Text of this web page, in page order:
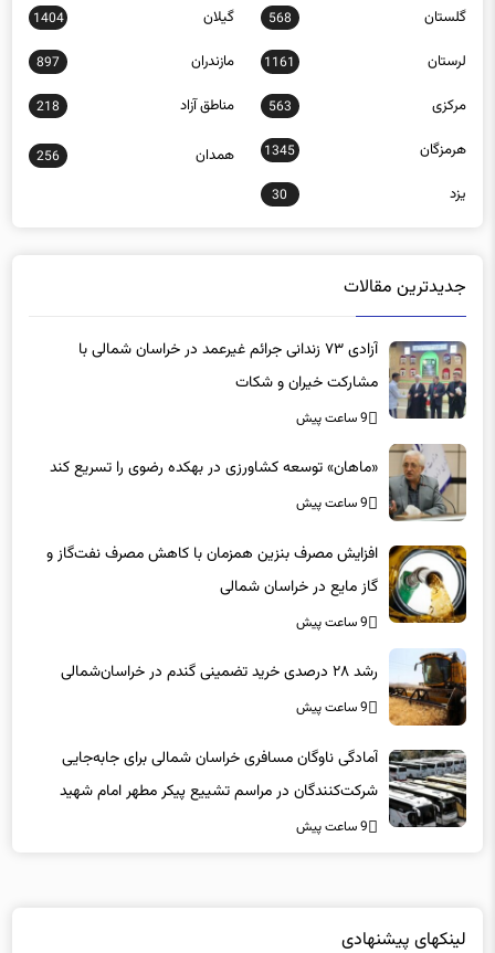
گلستان 568 گیلان 1404
لرستان 1161 مازندران 897
مرکزی 563 مناطق آزاد 218
هرمزگان 1345 همدان 256
یزد 30
جدیدترین مقالات
آزادی ۷۳ زندانی جرائم غیرعمد در خراسان شمالی با
مشارکت خیران و شکات
9 ساعت پیش
«ماهان» توسعه کشاورزی در بهکده رضوی را تسریع کند
9 ساعت پیش
افزایش مصرف بنزین همزمان با کاهش مصرف نفت‌گاز و
گاز مایع در خراسان شمالی
9 ساعت پیش
رشد ۲۸ درصدی خرید تضمینی گندم در خراسان‌شمالی
9 ساعت پیش
آمادگی ناوگان مسافری خراسان شمالی برای جابه‌جایی
شرکت‌کنندگان در مراسم تشییع پیکر مطهر امام شهید
9 ساعت پیش
لینکهای پیشنهادی